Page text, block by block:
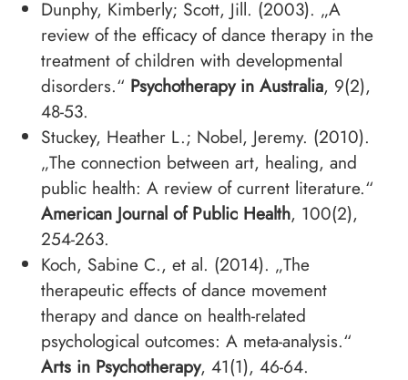
Dunphy, Kimberly; Scott, Jill. (2003). „A
review of the efficacy of dance therapy in the
treatment of children with developmental
disorders.“ Psychotherapy in Australia, 9(2),
48-53.
Stuckey, Heather L.; Nobel, Jeremy. (2010).
„The connection between art, healing, and
public health: A review of current literature.“
American Journal of Public Health, 100(2),
254-263.
Koch, Sabine C., et al. (2014). „The
therapeutic effects of dance movement
therapy and dance on health-related
psychological outcomes: A meta-analysis.“
Arts in Psychotherapy, 41(1), 46-64.